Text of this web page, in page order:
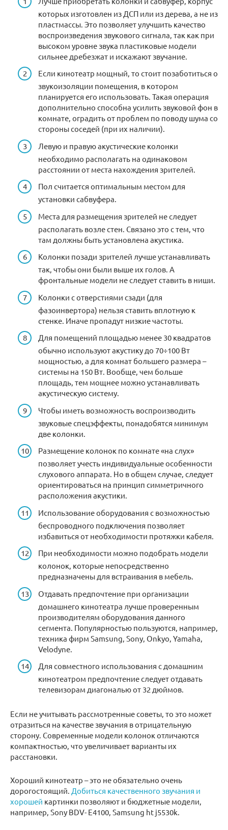
которых изготовлен из ДСП или из дерева, а не из
пластмассы. Это позволяет улучшить качество
воспроизведения звукового сигнала, так как при
высоком уровне звука пластиковые модели
сильнее дребезжат и искажают звучание.
Если кинотеатр мощный, то стоит позаботиться о
звукоизоляции помещения, в котором
планируется его использовать. Такая операция
дополнительно способна усилить звуковой фон в
комнате, оградить от проблем по поводу шума со
стороны соседей (при их наличии).
Левую и правую акустические колонки
необходимо располагать на одинаковом
расстоянии от места нахождения зрителей.
Пол считается оптимальным местом для
установки сабвуфера.
Места для размещения зрителей не следует
располагать возле стен. Связано это с тем, что
там должны быть установлена акустика.
Колонки позади зрителей лучше устанавливать
так, чтобы они были выше их голов. А
фронтальные модели не следует ставить в ниши.
Колонки с отверстиями сзади (для
фазоинвертора) нельзя ставить вплотную к
стенке. Иначе пропадут низкие частоты.
Для помещений площадью менее 30 квадратов
обычно используют акустику до 70÷100 Вт
мощностью, а для комнат большего размера –
системы на 150 Вт. Вообще, чем больше
площадь, тем мощнее можно устанавливать
акустическую систему.
Чтобы иметь возможность воспроизводить
звуковые спецэффекты, понадобятся минимум
две колонки.
Размещение колонок по комнате «на слух»
позволяет учесть индивидуальные особенности
слухового аппарата. Но в общем случае, следует
ориентироваться на принцип симметричного
расположения акустики.
Использование оборудования с возможностью
беспроводного подключения позволяет
избавиться от необходимости протяжки кабеля.
При необходимости можно подобрать модели
колонок, которые непосредственно
предназначены для встраивания в мебель.
Отдавать предпочтение при организации
домашнего кинотеатра лучше проверенным
производителям оборудования данного
сегмента. Популярностью пользуются, например,
техника фирм Samsung, Sony, Onkyo, Yamaha,
Velodyne.
Для совместного использования с домашним
кинотеатром предпочтение следует отдавать
телевизорам диагональю от 32 дюймов.
Если не учитывать рассмотренные советы, то это может
отразиться на качестве звучания в отрицательную
сторону. Современные модели колонок отличаются
компактностью, что увеличивает варианты их
расстановки.
Хороший кинотеатр – это не обязательно очень
дорогостоящий. Добиться качественного звучания и
хорошей картинки позволяют и бюджетные модели,
например, Sony BDV- E4100, Samsung ht j5530k.